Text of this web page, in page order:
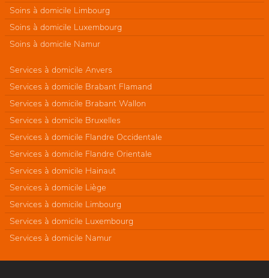
Soins à domicile Limbourg
Soins à domicile Luxembourg
Soins à domicile Namur
Services à domicile Anvers
Services à domicile Brabant Flamand
Services à domicile Brabant Wallon
Services à domicile Bruxelles
Services à domicile Flandre Occidentale
Services à domicile Flandre Orientale
Services à domicile Hainaut
Services à domicile Liège
Services à domicile Limbourg
Services à domicile Luxembourg
Services à domicile Namur